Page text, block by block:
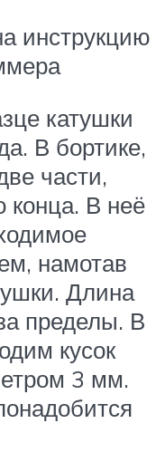
инструкцию
катушки
В бортике,
части,
конца. В неё
намотав
Длина
пределы. В
кусок
3 мм.